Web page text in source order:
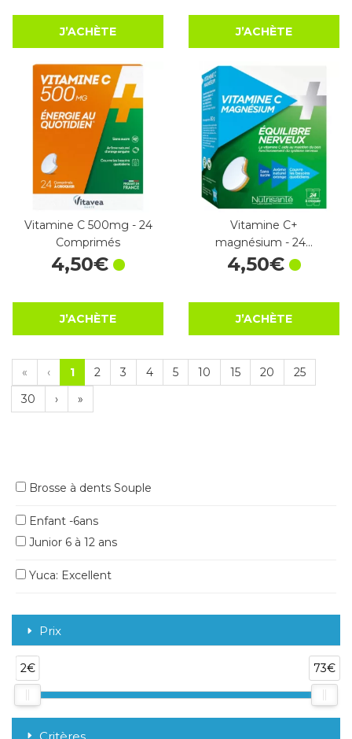
J’ACHÈTE J’ACHÈTE
Vitamine C 500mg - 24
Comprimés
4,50€
J’ACHÈTE
Vitamine C+
magnésium - 24…
4,50€
J’ACHÈTE
« ‹ 1 2 3 4 5 10 15 20
25
30
› »
Brosse à dents Souple
Enfant -6ans
Junior 6 à 12 ans
Yuca: Excellent
Prix
2€ 73€
Critères